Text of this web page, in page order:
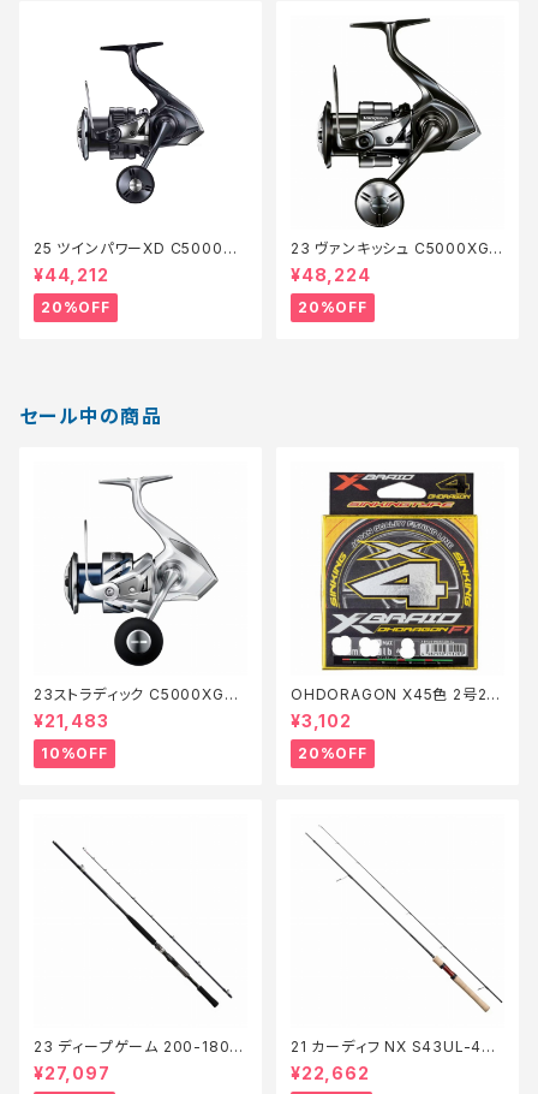
25 ツインパワーXD C5000XG
【特価リール】【20】
¥44,212
20%OFF
23 ヴァンキッシュ C5000XG
【特価リール】【20】
¥48,224
20%OFF
セール中の商品
23ストラディック C5000XG
【継続セール_リール】【10】
¥21,483
10%OFF
OHDORAGON X45色 2号20
0m28lb【特価仕掛】【20】
¥3,102
20%OFF
23 ディープゲーム 200-180
【継続セール_ロッド】【10】
¥27,097
21 カーディフ NX S43UL-4
【継続セール_ロッド】【10】
¥22,662